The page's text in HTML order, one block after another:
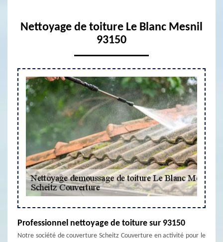
Nettoyage de toiture Le Blanc Mesnil
93150
Professionnel nettoyage de toiture sur 93150
Notre société de couverture Scheitz Couverture en activité pour le